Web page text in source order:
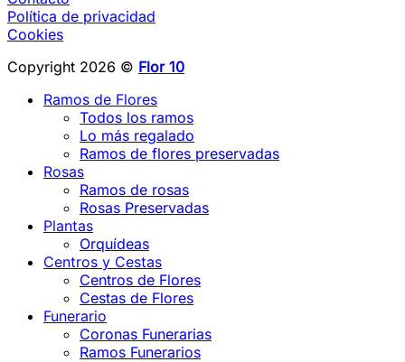
Política de privacidad
Cookies
Copyright 2026 © Flor 10
Ramos de Flores
Todos los ramos
Lo más regalado
Ramos de flores preservadas
Rosas
Ramos de rosas
Rosas Preservadas
Plantas
Orquídeas
Centros y Cestas
Centros de Flores
Cestas de Flores
Funerario
Coronas Funerarias
Ramos Funerarios